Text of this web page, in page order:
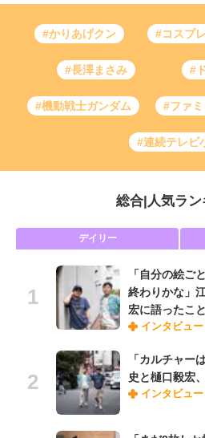
#かりあげクン #コスプレ
#長澤まさみ #
#機動戦士ガンダム #ファ
#連続テレビ
総合 人気ラ
デイリー
「自分の絵ご
終わりかな」
宏に語ったこと
インタビュー
「カルチャー
史と樋口毅宏
インタビュー